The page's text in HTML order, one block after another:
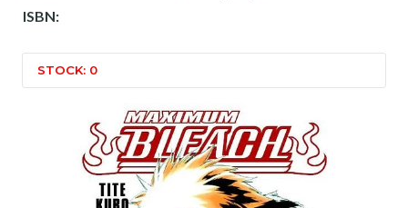
ISBN:
STOCK: 0